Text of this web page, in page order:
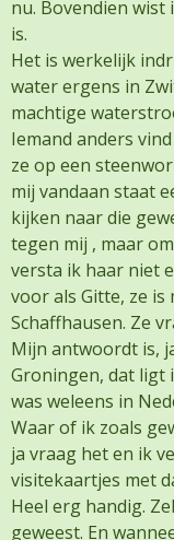
nu. Bovendien
is.
Het is werkelijk
water ergens in
machtige
Iemand anders
ze op een
mij vandaan staat
kijken naar die
tegen mij , maar
versta ik haar niet
voor als Gitte, ze
Schaffhausen. Ze
Mijn antwoordt is,
Groningen, dat ligt
was weleens in
Waar of ik zoals
ja vraag het en ik
visitekaartjes met
Heel erg handig.
geweest. En